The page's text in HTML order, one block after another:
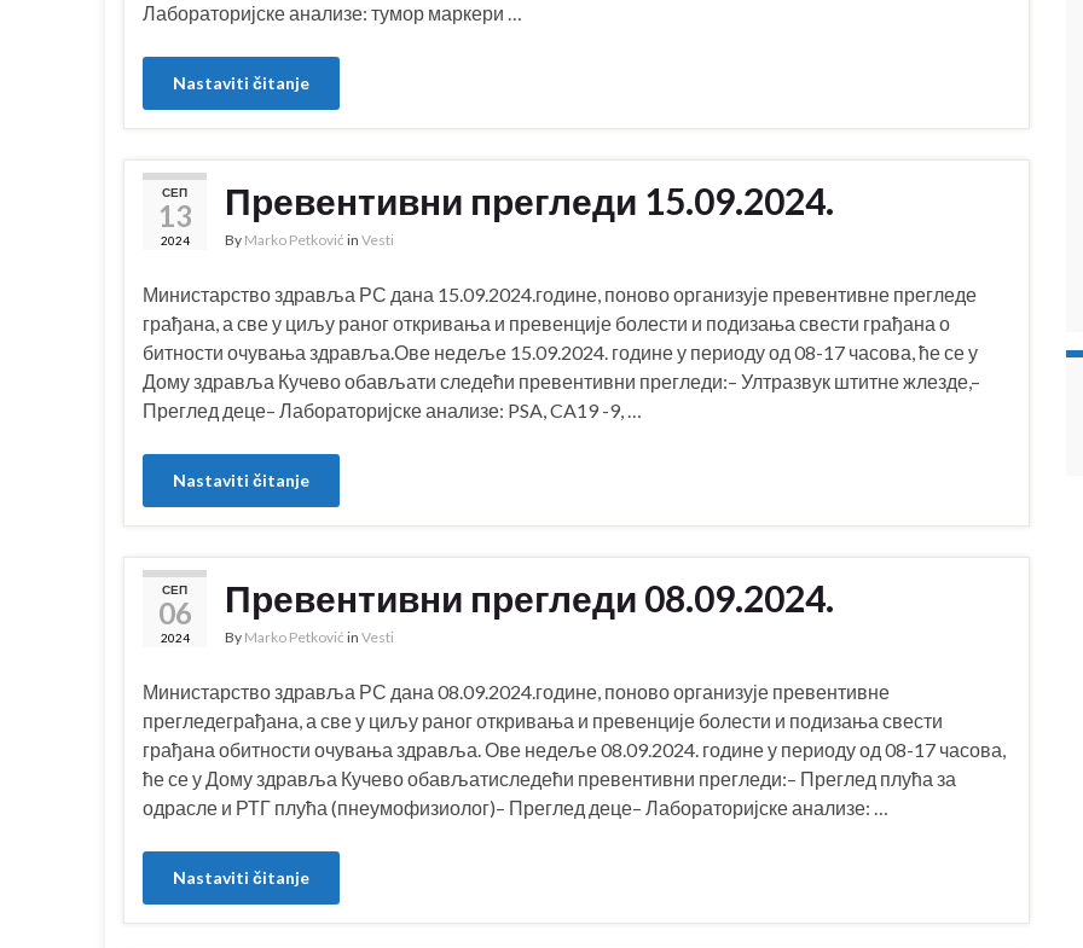
Лабораторијске анализе: тумор маркери …
Nastaviti čitanje
СЕП
13
2024
Превентивни прегледи 15.09.2024.
By Marko Petković in Vesti
Министарство здравља РС дана 15.09.2024.године, поново организује превентивне прегледе
грађана, а све у циљу раног откривања и превенције болести и подизања свести грађана о
битности очувања здравља.Ове недеље 15.09.2024. године у периоду од 08-17 часова, ће се у
Дому здравља Кучево обављати следећи превентивни прегледи:– Ултразвук штитне жлезде,–
Преглед деце– Лабораторијске анализе: PSA, CA19 -9, …
Nastaviti čitanje
СЕП
06
2024
Превентивни прегледи 08.09.2024.
By Marko Petković in Vesti
Министарство здравља РС дана 08.09.2024.године, поново организује превентивне
прегледеграђана, а све у циљу раног откривања и превенције болести и подизања свести
грађана обитности очувања здравља. Ове недеље 08.09.2024. године у периоду од 08-17 часова,
ће се у Дому здравља Кучево обављатиследећи превентивни прегледи:– Преглед плућа за
одрасле и РТГ плућа (пнеумофизиолог)– Преглед деце– Лабораторијске анализе: …
Nastaviti čitanje